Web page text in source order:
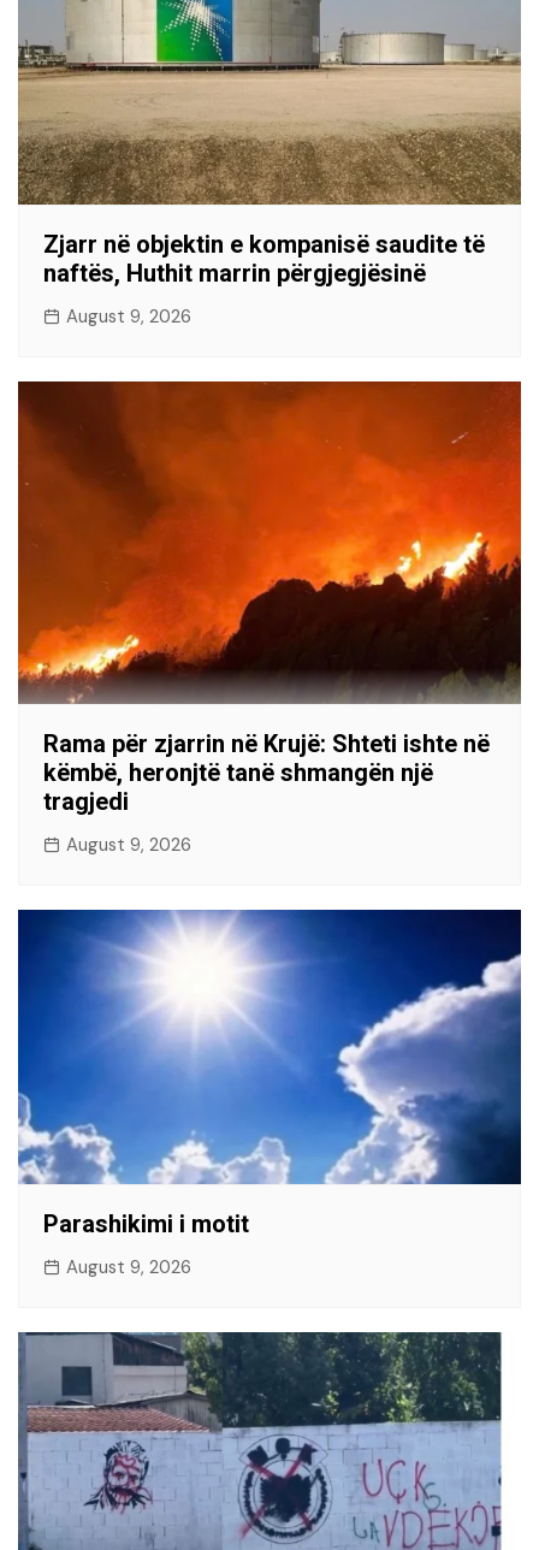
Zjarr në objektin e kompanisë saudite të
naftës, Huthit marrin përgjegjësinë
August 9, 2026
Rama për zjarrin në Krujë: Shteti ishte në
këmbë, heronjtë tanë shmangën një
tragjedi
August 9, 2026
Parashikimi i motit
August 9, 2026